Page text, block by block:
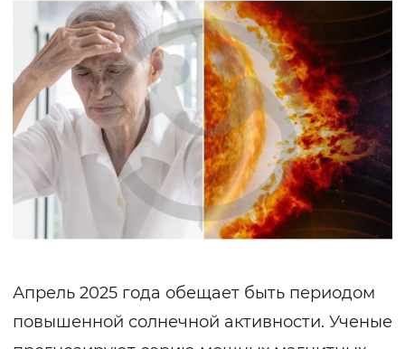
Апрель 2025 года обещает быть периодом
повышенной солнечной активности. Ученые